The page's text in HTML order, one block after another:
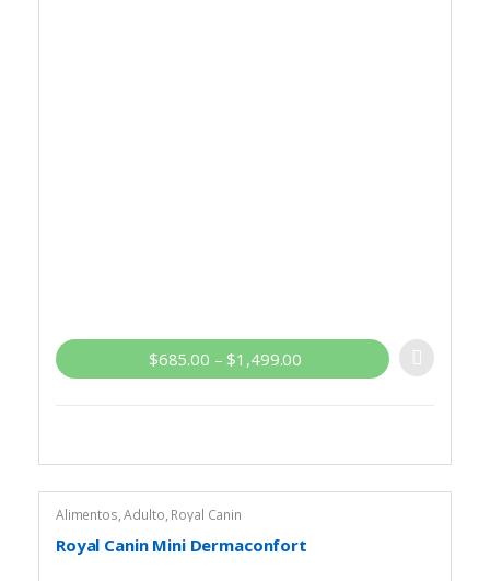
$685.00 – $1,499.00
Alimentos,Adulto, Royal Canin
Royal Canin Mini Dermaconfort